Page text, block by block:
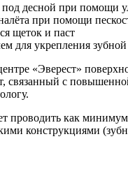
десной при помощи
при помощи
щеток и паст
для укрепления
«Эверест»
связанный с
проводить как
конструкциями